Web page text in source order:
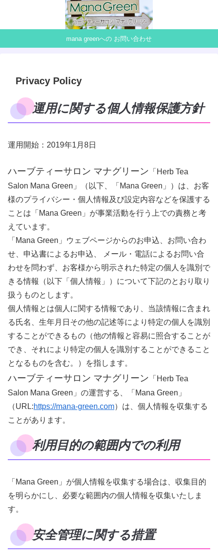
mana greenへの お問い合わせ
Privacy Policy
運用に関する個人情報保護方針
運用開始：2019年1月8日
ハーブティーサロン マナグリーン 「Herb Tea
Salon Mana Green」（以下、「Mana Green」）は、お客
様のプライバシー・個人情報及び設定内容などを保護する
ことは「Mana Green」が事業活動を行う上での責務と考
えています。
「Mana Green」ウェブページからのお申込、お問い合わ
せ、申込書によるお申込、 メール・電話によるお問い合
わせを問わず、お客様から明示された特定の個人を識別で
きる情報（以下「個人情報」）について下記のとおり取り
扱うものとします。
個人情報とは個人に関する情報であり、当該情報に含まれ
る氏名、生年月日その他の記述等により特定の個人を識別
することができるもの（他の情報と容易に照合することが
でき、それにより特定の個人を識別することができること
となるものを含む。）を指します。
ハーブティーサロン マナグリーン 「Herb Tea
Salon Mana Green」の運営する、「Mana Green」
（URL:https://mana-green.com）は、個人情報を収集する
ことがあります。
利用目的の範囲内での利用
「Mana Green」が個人情報を収集する場合は、収集目的
を明らかにし、必要な範囲内の個人情報を収集いたしま
す。
安全管理に関する措置